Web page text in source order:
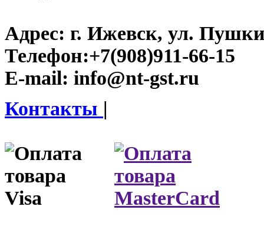
Адрес: г. Ижевск, ул.
Телефон:+7(908)911-66-15
E-mail: info@nt-gst.ru
Контакты |